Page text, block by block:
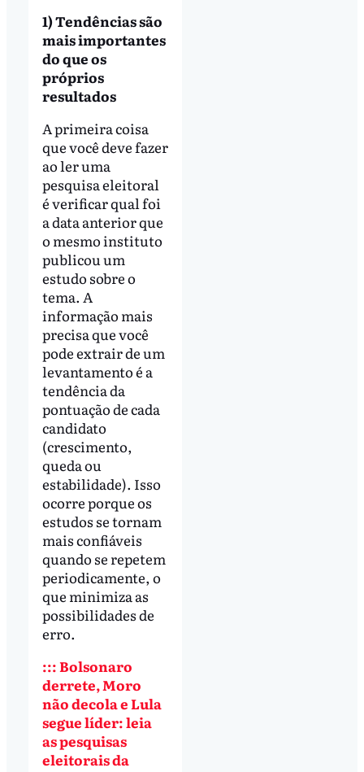
1) Tendências são
mais importantes
do que os
próprios
resultados
A primeira coisa
que você deve fazer
ao ler uma
pesquisa eleitoral
é verificar qual foi
a data anterior que
o mesmo instituto
publicou um
estudo sobre o
tema. A
informação mais
precisa que você
pode extrair de um
levantamento é a
tendência da
pontuação de cada
candidato
(crescimento,
queda ou
estabilidade). Isso
ocorre porque os
estudos se tornam
mais confiáveis
quando se repetem
periodicamente, o
que minimiza as
possibilidades de
erro.
::: Bolsonaro
derrete, Moro
não decola e Lula
segue líder: leia
as pesquisas
eleitorais da